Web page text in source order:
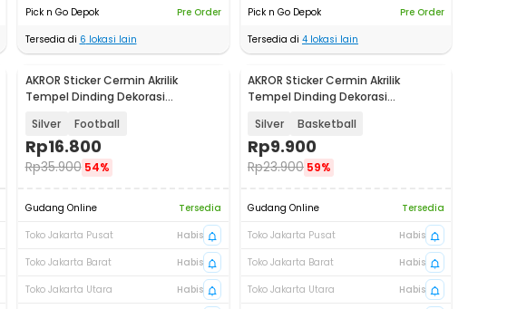
Pick n Go Depok
Pre Order
Tersedia di 6 lokasi lain
Pick n Go Depok
Pre Order
Tersedia di 4 lokasi lain
AKROR Sticker Cermin Akrilik
Tempel Dinding Dekorasi
Silver Football
Rp16.800
Rp35.900 54%
Gudang Online
Tersedia
Toko Jakarta Pusat
Habis
Toko Jakarta Barat
Habis
Toko Jakarta Utara
Habis
AKROR Sticker Cermin Akrilik
Tempel Dinding Dekorasi
Silver Basketball
Rp9.900
Rp23.900 59%
Gudang Online
Tersedia
Toko Jakarta Pusat
Habis
Toko Jakarta Barat
Habis
Toko Jakarta Utara
Habis